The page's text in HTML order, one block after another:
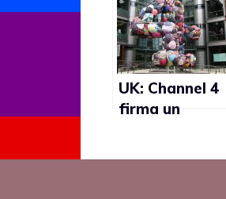
UK: Channel 4
firma un